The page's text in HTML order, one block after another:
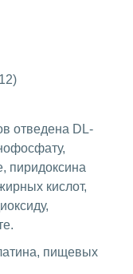
отведена DL-
пиридоксина
кислот,
пищевых